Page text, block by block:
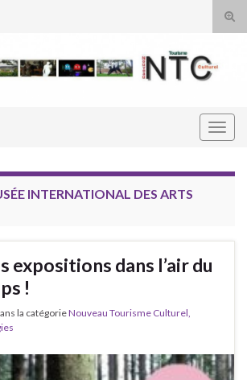
INTERNATIONAL DES ARTS
expositions dans l’air du
!
la catégorieNouveau Tourisme Culturel,